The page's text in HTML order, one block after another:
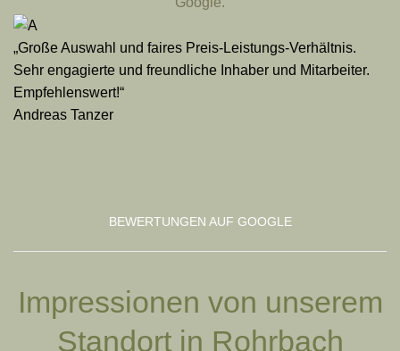
„Große Auswahl und faires Preis-Leistungs-Verhältnis.
Sehr engagierte und freundliche Inhaber und Mitarbeiter.
Empfehlenswert!“
Andreas Tanzer
BEWERTUNGEN AUF GOOGLE
Impressionen von unserem
Standort in Rohrbach